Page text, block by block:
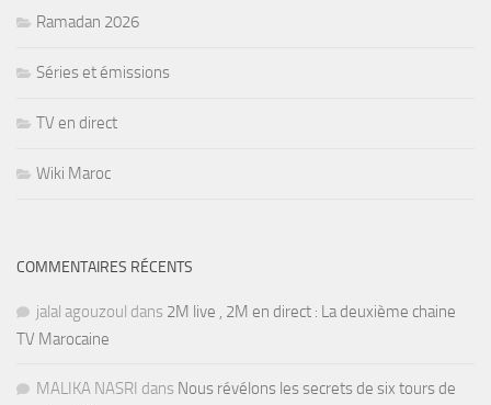
Ramadan 2026
Séries et émissions
TV en direct
Wiki Maroc
COMMENTAIRES RÉCENTS
jalal agouzoul dans 2M live , 2M en direct : La deuxième chaine
TV Marocaine
MALIKA NASRI dans Nous révélons les secrets de six tours de